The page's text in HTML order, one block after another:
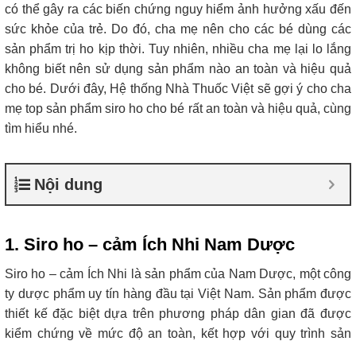
có thể gây ra các biến chứng nguy hiểm ảnh hưởng xấu đến
sức khỏe của trẻ. Do đó, cha mẹ nên cho các bé dùng các
sản phẩm trị ho kịp thời. Tuy nhiên, nhiều cha mẹ lại lo lắng
không biết nên sử dụng sản phẩm nào an toàn và hiệu quả
cho bé. Dưới đây, Hệ thống Nhà Thuốc Việt sẽ gợi ý cho cha
mẹ top sản phẩm siro ho cho bé rất an toàn và hiệu quả, cùng
tìm hiểu nhé.
Nội dung
1. Siro ho – cảm Ích Nhi Nam Dược
Siro ho – cảm Ích Nhi là sản phẩm của Nam Dược, một công
ty dược phẩm uy tín hàng đầu tại Việt Nam. Sản phẩm được
thiết kế đặc biệt dựa trên phương pháp dân gian đã được
kiểm chứng về mức độ an toàn, kết hợp với quy trình sản